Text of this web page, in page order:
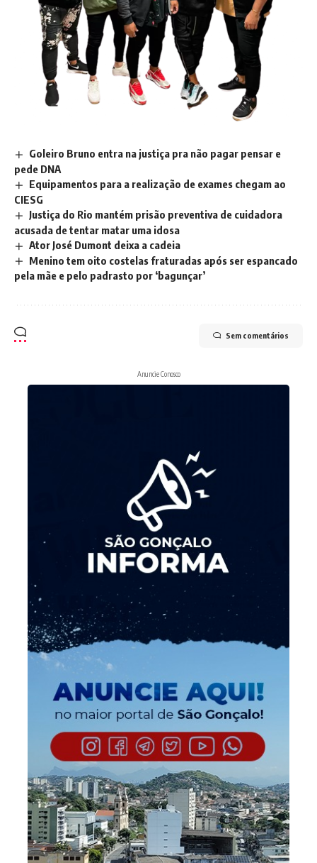
Goleiro Bruno entra na justiça pra não pagar pensar e
pede DNA
Equipamentos para a realização de exames chegam ao
CIESG
Justiça do Rio mantém prisão preventiva de cuidadora
acusada de tentar matar uma idosa
Ator José Dumont deixa a cadeia
Menino tem oito costelas fraturadas após ser espancado
pela mãe e pelo padrasto por ‘bagunçar’
Sem comentários
Anuncie Conosco